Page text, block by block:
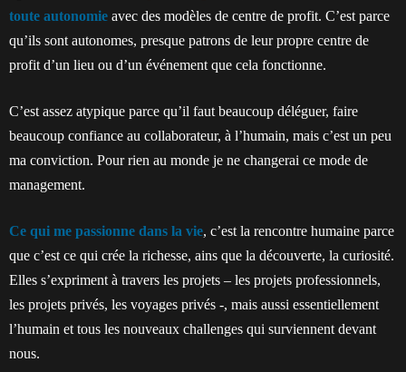
toute autonomie avec des modèles de centre de profit. C’est parce
qu’ils sont autonomes, presque patrons de leur propre centre de
profit d’un lieu ou d’un événement que cela fonctionne.
C’est assez atypique parce qu’il faut beaucoup déléguer, faire
beaucoup confiance au collaborateur, à l’humain, mais c’est un peu
ma conviction. Pour rien au monde je ne changerai ce mode de
management.
Ce qui me passionne dans la vie, c’est la rencontre humaine parce
que c’est ce qui crée la richesse, ains que la découverte, la curiosité.
Elles s’expriment à travers les projets – les projets professionnels,
les projets privés, les voyages privés -, mais aussi essentiellement
l’humain et tous les nouveaux challenges qui surviennent devant
nous.